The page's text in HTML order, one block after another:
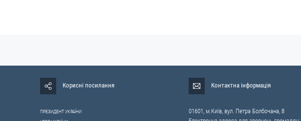
Корисні посилання
ПРЕЗИДЕНТ УКРАЇНИ
Контактна інформація
01601, м.Київ, вул. Петра Болбочана, 8